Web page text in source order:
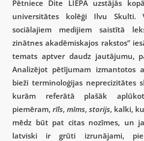
Pētniece Dite LIEPA uzstājās
universitātes kolēģi Ilvu Skulti.
sociālajiem medijiem saistītā
zinātnes akadēmiskajos rakstos”
temats aptver daudz jautājumu,
Analizējot pētījumam izmantotos
bieži terminoloģijas neprecizitātes
kurām referātā plašāk
piemēram, rīls, mīms, storijs, kalki,
mēdz būt pat citas nozīmes, un
latviski ir grūti izrunājami,